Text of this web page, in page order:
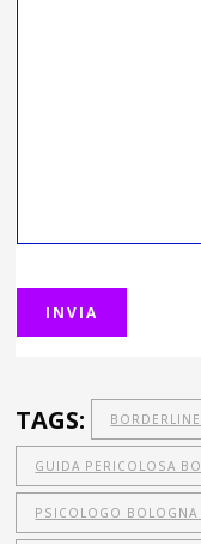
TAGS: BORDERLINE
GUIDA PERICOLOSA
PSICOLOGO BOLOGNA